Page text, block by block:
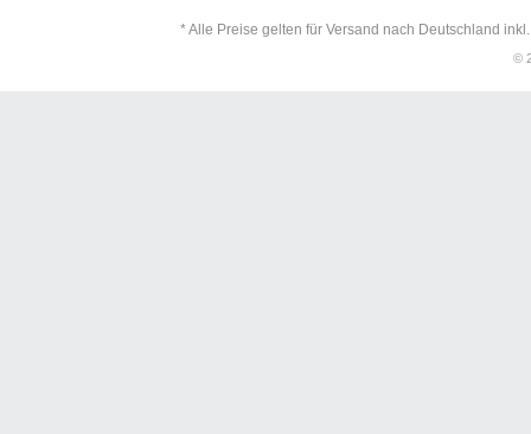
* Alle Preise gelten für Versand nach Deutschland
©